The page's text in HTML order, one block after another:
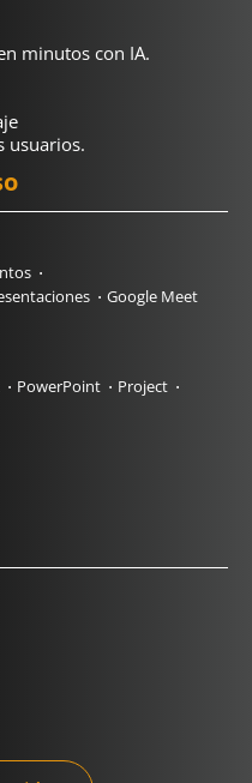
minutos con IA.
usuarios.
Google Meet
PowerPoint
Project